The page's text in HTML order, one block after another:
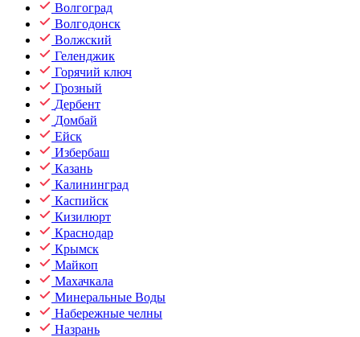
Волгоград
Волгодонск
Волжский
Геленджик
Горячий ключ
Грозный
Дербент
Домбай
Ейск
Избербаш
Казань
Калининград
Каспийск
Кизилюрт
Краснодар
Крымск
Майкоп
Махачкала
Минеральные Воды
Набережные челны
Назрань